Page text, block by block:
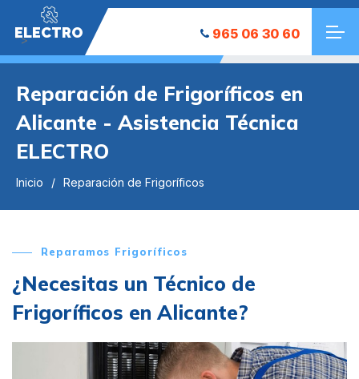
ELECTRO
"> 965 06 30 60
Reparación de Frigoríficos en
Alicante - Asistencia Técnica
ELECTRO
Inicio Reparación de Frigoríficos
Reparamos Frigoríficos
¿Necesitas un Técnico de
Frigoríficos en Alicante?